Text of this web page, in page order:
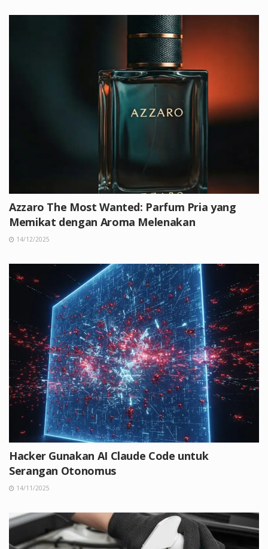
Azzaro The Most Wanted: Parfum Pria yang
Memikat dengan Aroma Melenakan
14/12/2025
Hacker Gunakan AI Claude Code untuk
Serangan Otonomus
14/11/2025